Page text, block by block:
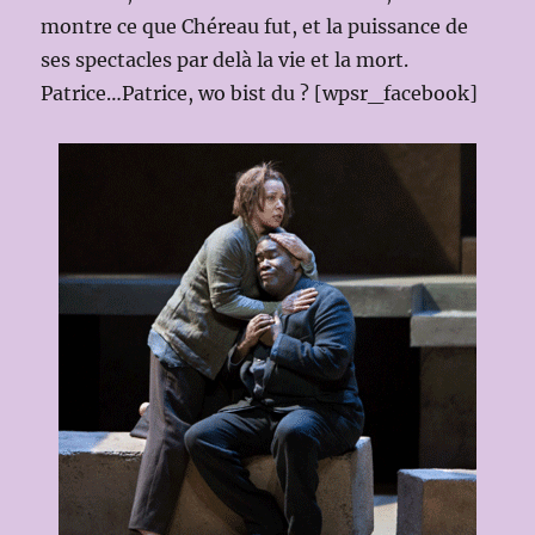
montre ce que Chéreau fut, et la puissance de
ses spectacles par delà la vie et la mort.
Patrice…Patrice, wo bist du ? [wpsr_facebook]